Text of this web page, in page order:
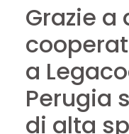
Grazie a
a
Perugia
di alta